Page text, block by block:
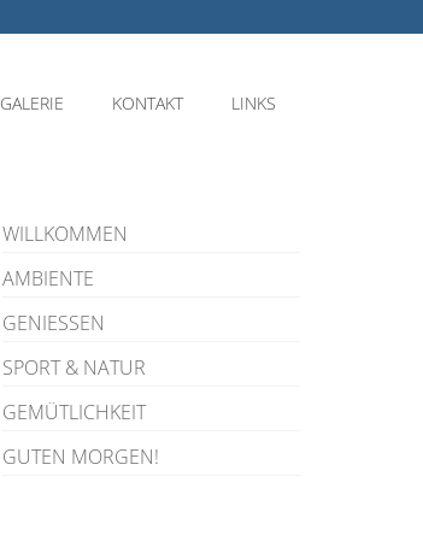
GALERIE KONTAKT LINKS
WILLKOMMEN
AMBIENTE
GENIESSEN
SPORT & NATUR
GEMÜTLICHKEIT
GUTEN MORGEN!